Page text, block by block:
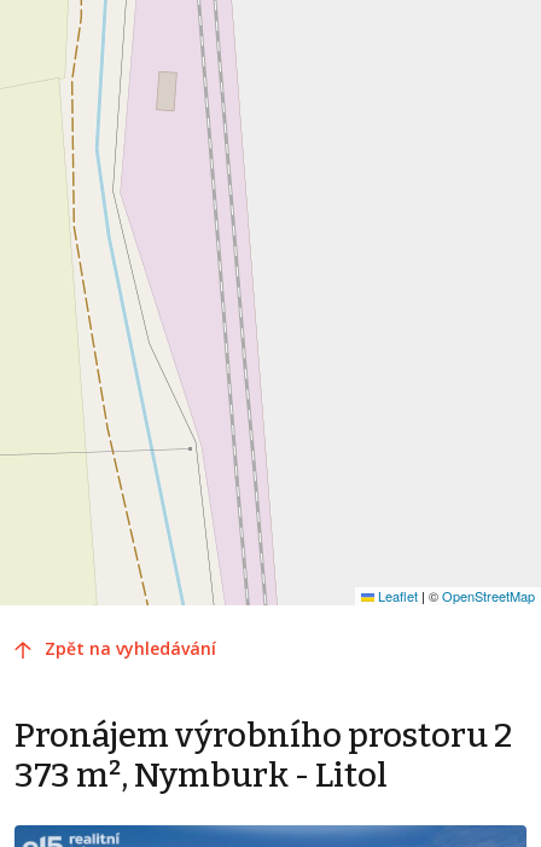
Leaflet | ©OpenStreetMap
Zpět na vyhledávání
Pronájem výrobního prostoru 2
373 m², Nymburk - Litol